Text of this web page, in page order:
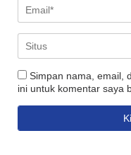
Simpan nama, email,
ini untuk komentar saya